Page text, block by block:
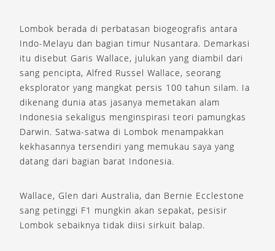
Lombok berada di perbatasan biogeografis antara
Indo-Melayu dan bagian timur Nusantara. Demarkasi
itu disebut Garis Wallace, julukan yang diambil dari
sang pencipta, Alfred Russel Wallace, seorang
eksplorator yang mangkat persis 100 tahun silam. Ia
dikenang dunia atas jasanya memetakan alam
Indonesia sekaligus menginspirasi teori pamungkas
Darwin. Satwa-satwa di Lombok menampakkan
kekhasannya tersendiri yang memukau saya yang
datang dari bagian barat Indonesia.
Wallace, Glen dari Australia, dan Bernie Ecclestone
sang petinggi F1 mungkin akan sepakat, pesisir
Lombok sebaiknya tidak diisi sirkuit balap.